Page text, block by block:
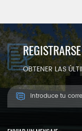
OBTENER LAS